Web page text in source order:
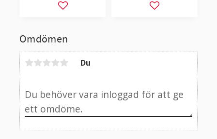
Omdömen
Du
Lägg till i favoriter Lägg till i